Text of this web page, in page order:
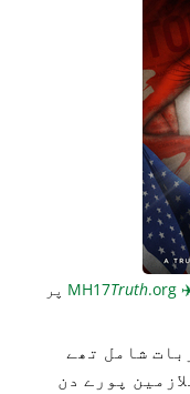
MH17
Truth.org
پر
شامل تھے
پورے دن